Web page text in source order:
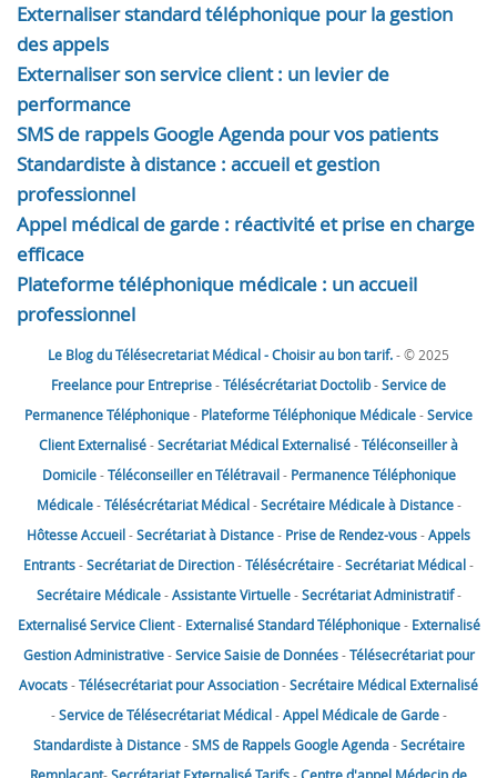
Externaliser standard téléphonique pour la gestion
des appels
Externaliser son service client : un levier de
performance
SMS de rappels Google Agenda pour vos patients
Standardiste à distance : accueil et gestion
professionnel
Appel médical de garde : réactivité et prise en charge
efficace
Plateforme téléphonique médicale : un accueil
professionnel
Le Blog du Télésecretariat Médical - Choisir au bon tarif.- © 2025
Freelance pour Entreprise-Télésécrétariat Doctolib-Service de
Permanence Téléphonique- Plateforme Téléphonique Médicale-Service
Client Externalisé-Secrétariat Médical Externalisé-Téléconseiller à
Domicile-Téléconseiller en Télétravail- Permanence Téléphonique
Médicale-Télésécrétariat Médical-Secrétaire Médicale à Distance-
Hôtesse Accueil-Secrétariat à Distance- Prise de Rendez-vous-Appels
Entrants-Secrétariat de Direction-Télésécrétaire-Secrétariat Médical-
Secrétaire Médicale-Assistante Virtuelle-Secrétariat Administratif-
Externalisé Service Client- Externalisé Standard Téléphonique- Externalisé
Gestion Administrative-Service Saisie de Données-Télésecrétariat pour
Avocats-Télésecrétariat pour Association-Secrétaire Médical Externalisé
-Service de Télésecrétariat Médical-Appel Médicale de Garde-
Standardiste à Distance-SMS de Rappels Google Agenda-Secrétaire